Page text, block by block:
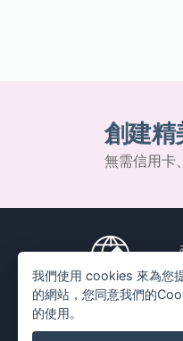
創建精
無需信用卡
我們使用 cookies 來為您
的網站，您同意我們的
的使用。